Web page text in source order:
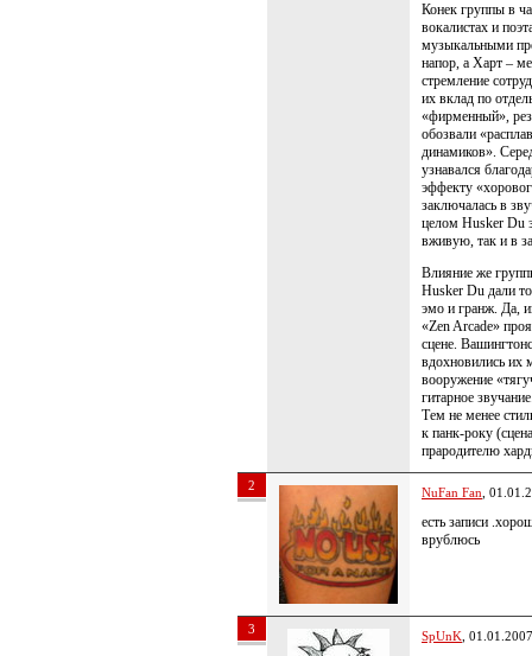
Конек группы в
вокалистах и
музыкальными
напор, а Харт –
стремление
их вклад по
«фирменный»,
обозвали
динамиков».
узнавался
эффекту
заключалась в
целом Husker Du
вживую, так и в
Влияние же
Husker Du дали
эмо и гранж. Да,
«Zen Arcade»
сцене.
вдохновились их
вооружение
гитарное
Тем не менее
к панк-року
прародителю
2 NuFan Fan ,
есть записи
врублюсь
3 SpUnK ,